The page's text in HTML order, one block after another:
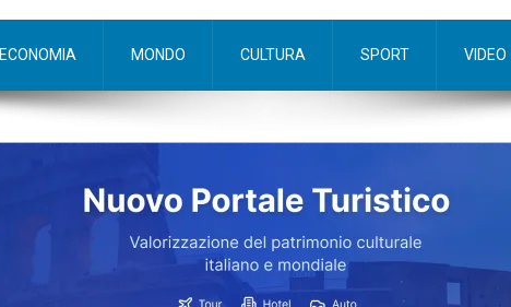
ECONOMIA MONDO CULTURA SPORT VIDEO